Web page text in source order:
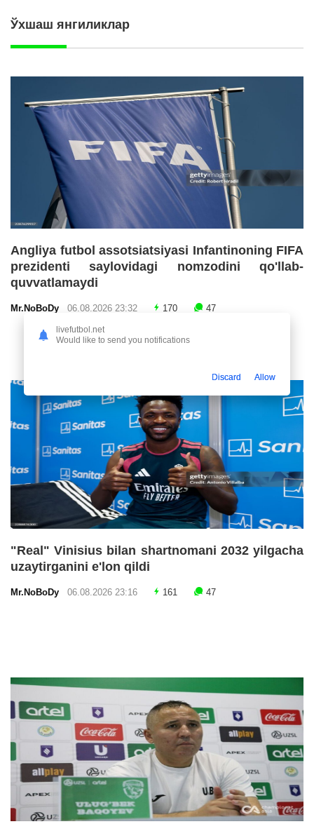
Ўхшаш янгиликлар
Angliya futbol assotsiatsiyasi Infantinoning FIFA
prezidenti saylovidagi nomzodini qo'llab-
quvvatlamaydi
Mr.NoBoDy 06.08.2026 23:32 170 47
"Real" Vinisius bilan shartnomani 2032 yilgacha
uzaytirganini e'lon qildi
Mr.NoBoDy 06.08.2026 23:16 161 47
livefutbol.net
Would like to send you notifications
Discard Allow